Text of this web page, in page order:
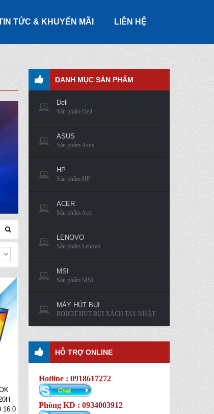
TỨC & KHUYẾN MÃI LIÊN HỆ
16.0
DANH MỤC SẢN PHẨM
Dell
Sản phẩm Dell
ASUS
Sản phẩm Asus
HP
Sản phẩm HP
ACER
Sản phẩm Acer
LENOVO
Sản phẩm Lenovo
MSI
Sản phẩm MSI
MÁY HÚT BỤI
ROBOT HÚT BỤI XÁCH TAY NHẬT
HỖ TRỢ ONLINE
Hotline : 0918617272
Phòng KD : 0934003912